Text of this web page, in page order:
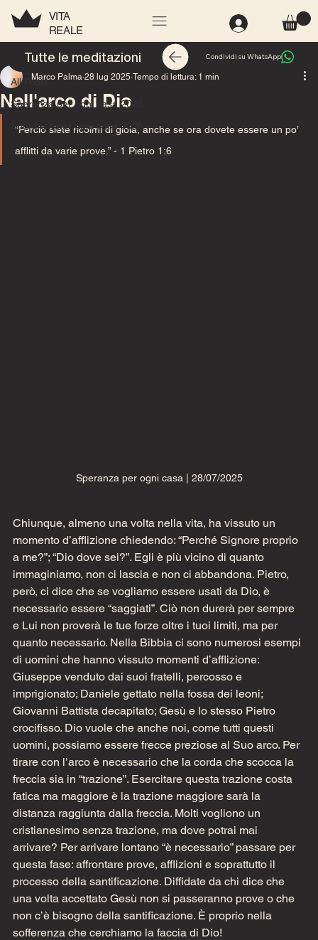
VITA
REALE
All Posts
Speranza per ogni casa 2025
Speranza per ogni casa 2026
All Posts
Nell'arco di Dio
Marco Palma 28 lug 2025 Tempo di lettura: 1 min
“Perciò siete ricolmi di gioia, anche se ora dovete essere un po’
afflitti da varie prove.” - 1 Pietro 1:6
Speranza per ogni casa | 28/07/2025
Chiunque, almeno una volta nella vita, ha vissuto un
momento d’afflizione chiedendo: “Perché Signore proprio
a me?”; “Dio dove sei?”. Egli è più vicino di quanto
immaginiamo, non ci lascia e non ci abbandona. Pietro,
però, ci dice che se vogliamo essere usati da Dio, è
necessario essere “saggiati”. Ciò non durerà per sempre
e Lui non proverà le tue forze oltre i tuoi limiti, ma per
quanto necessario. Nella Bibbia ci sono numerosi esempi
di uomini che hanno vissuto momenti d’afflizione:
Giuseppe venduto dai suoi fratelli, percosso e
imprigionato; Daniele gettato nella fossa dei leoni;
Giovanni Battista decapitato; Gesù e lo stesso Pietro
crocifisso. Dio vuole che anche noi, come tutti questi
uomini, possiamo essere frecce preziose al Suo arco. Per
tirare con l’arco è necessario che la corda che scocca la
freccia sia in “trazione”. Esercitare questa trazione costa
fatica ma maggiore è la trazione maggiore sarà la
distanza raggiunta dalla freccia. Molti vogliono un
cristianesimo senza trazione, ma dove potrai mai
arrivare? Per arrivare lontano “è necessario” passare per
questa fase: affrontare prove, afflizioni e soprattutto il
processo della santificazione. Diffidate da chi dice che
una volta accettato Gesù non si passeranno prove o che
non c’è bisogno della santificazione. È proprio nella
sofferenza che cerchiamo la faccia di Dio!
Tutte le meditazioni Condividi su WhatsApp